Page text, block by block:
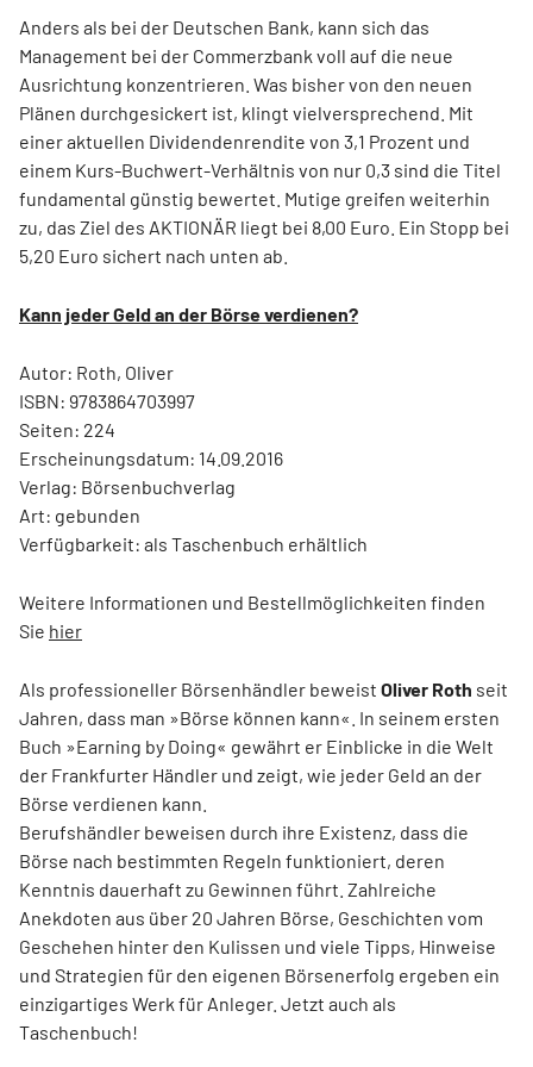
Anders als bei der Deutschen Bank, kann sich das
Management bei der Commerzbank voll auf die neue
Ausrichtung konzentrieren. Was bisher von den neuen
Plänen durchgesickert ist, klingt vielversprechend. Mit
einer aktuellen Dividendenrendite von 3,1 Prozent und
einem Kurs-Buchwert-Verhältnis von nur 0,3 sind die Titel
fundamental günstig bewertet. Mutige greifen weiterhin
zu, das Ziel des AKTIONÄR liegt bei 8,00 Euro. Ein Stopp bei
5,20 Euro sichert nach unten ab.
Kann jeder Geld an der Börse verdienen?
Autor: Roth, Oliver
ISBN: 9783864703997
Seiten: 224
Erscheinungsdatum: 14.09.2016
Verlag: Börsenbuchverlag
Art: gebunden
Verfügbarkeit: als Taschenbuch erhältlich
Weitere Informationen und Bestellmöglichkeiten finden
Sie hier
Als professioneller Börsenhändler beweist Oliver Roth seit
Jahren, dass man »Börse können kann«. In seinem ersten
Buch »Earning by Doing« gewährt er Einblicke in die Welt
der Frankfurter Händler und zeigt, wie jeder Geld an der
Börse verdienen kann.
Berufshändler beweisen durch ihre Existenz, dass die
Börse nach bestimmten Regeln funktioniert, deren
Kenntnis dauerhaft zu Gewinnen führt. Zahlreiche
Anekdoten aus über 20 Jahren Börse, ­Geschichten vom
Geschehen hinter den Kulissen und viele Tipps, Hinweise
und Strategien für den eigenen ­Börsenerfolg ergeben ein
einzigartiges Werk für Anleger. Jetzt auch als
Taschenbuch!